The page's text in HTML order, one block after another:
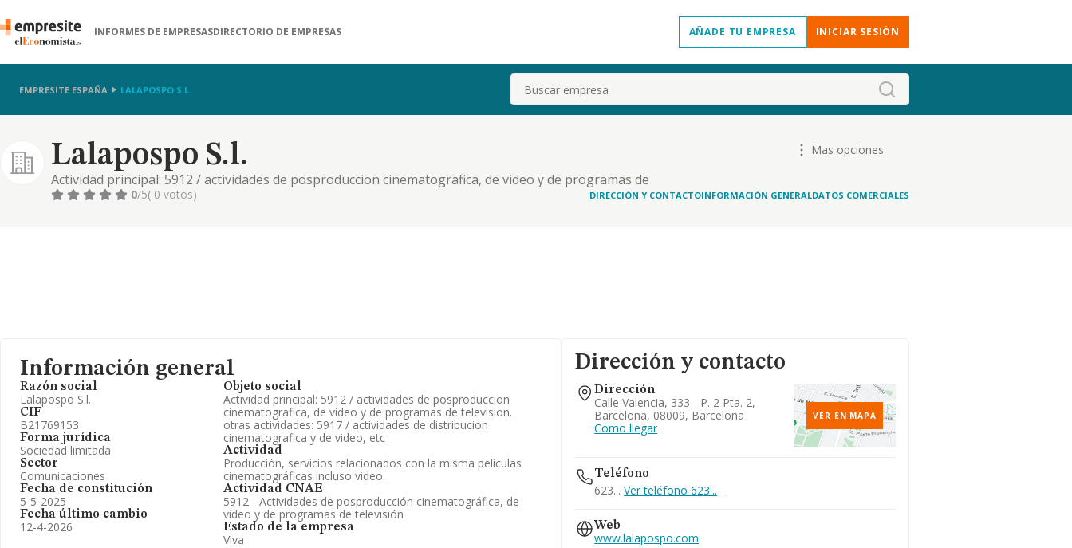
INFORMES DE EMPRESASDIRECTORIO DE EMPRESAS AÑADE TU EMPRESA INICIAR SESIÓN
EMPRESITE ESPAÑA LALAPOSPO S.L. Buscar
Lalapospo S.l.
Actividad principal: 5912 / actividades de posproduccion cinematografica, de video y de programas de
television. otras actividades: 5917 / actividades de distribucion cinematografica y de video, etc
Mas opciones
0/5( 0 votos) DIRECCIÓN Y CONTACTOINFORMACIÓN GENERALDATOS COMERCIALES
Información general
Razón social
Lalapospo S.l.
CIF
B21769153
Forma jurídica
Sociedad limitada
Sector
Comunicaciones
Fecha de constitución
5-5-2025
Fecha último cambio
12-4-2026
Objeto social
Actividad principal: 5912 / actividades de posproduccion
cinematografica, de video y de programas de television.
otras actividades: 5917 / actividades de distribucion
cinematografica y de video, etc
Actividad
Producción, servicios relacionados con la misma películas
cinematográficas incluso video.
Actividad CNAE
5912 - Actividades de posproducción cinematográfica, de
vídeo y de programas de televisión
Estado de la empresa
Viva
Dirección y contacto
Dirección
Calle Valencia, 333 - P. 2 Pta. 2,
Barcelona, 08009, Barcelona
Como llegar
VER EN MAPA
Teléfono
623...Ver teléfono 623...
Web
www.lalapospo.com